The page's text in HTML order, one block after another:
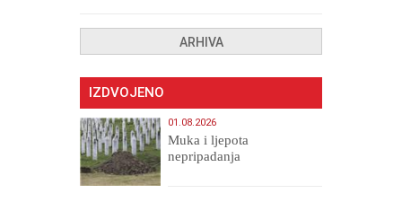
ARHIVA
IZDVOJENO
01.08.2026
Muka i ljepota
nepripadanja